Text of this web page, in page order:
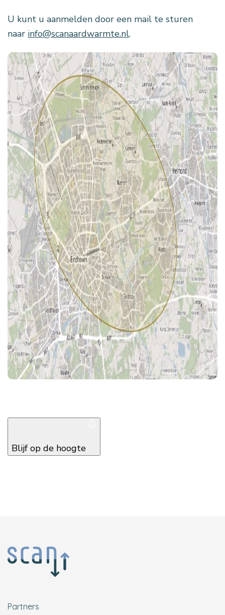
U kunt u aanmelden door een mail te sturen
naar info@scanaardwarmte.nl.
Blijf op de hoogte
Partners